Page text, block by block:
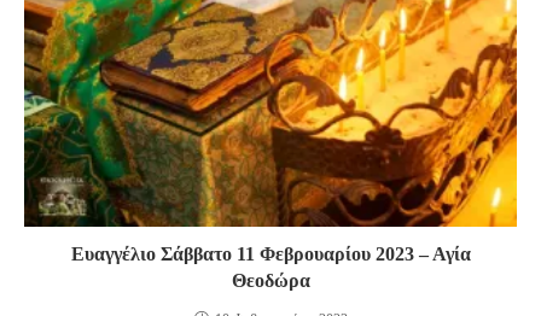
Ευαγγέλιο Σάββατο 11 Φεβρουαρίου 2023 – Αγία
Θεοδώρα